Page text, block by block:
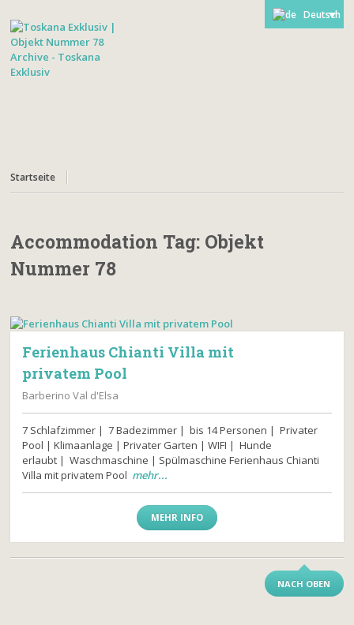
Deutsch
Startseite
Accommodation Tag: Objekt
Nummer 78
Ferienhaus Chianti Villa mit
privatem Pool
Barberino Val d'Elsa
7 Schlafzimmer | 7 Badezimmer | bis 14 Personen | Privater
Pool | Klimaanlage | Privater Garten | WIFI | Hunde
erlaubt | Waschmaschine | Spülmaschine Ferienhaus Chianti
Villa mit privatem Pool mehr...
MEHR INFO
NACH OBEN